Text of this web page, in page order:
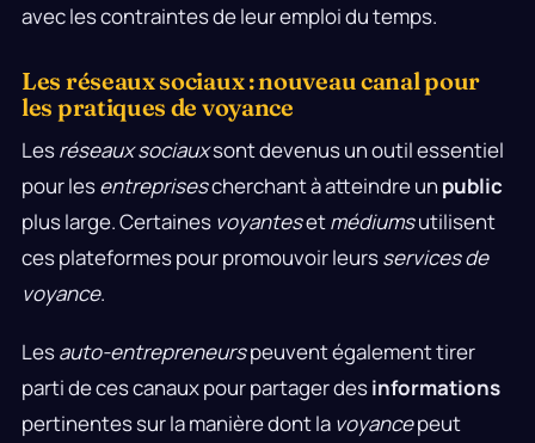
avec les contraintes de leur emploi du temps.
Les réseaux sociaux : nouveau canal pour
les pratiques de voyance
Lesréseaux sociauxsont devenus un outil essentiel
pour lesentreprisescherchant à atteindre un public
plus large. Certaines voyantesetmédiumsutilisent
ces plateformes pour promouvoir leursservices de
voyance.
Lesauto-entrepreneurspeuvent également tirer
parti de ces canaux pour partager desinformations
pertinentes sur la manière dont la voyancepeut